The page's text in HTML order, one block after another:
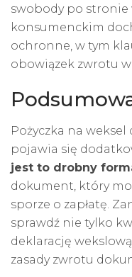
swobody po stronie
konsumenckim
ochronne, w tym
obowiązek zwrotu
Pożyczka na weksel
pojawia się
jest to drobny
dokument, który
sporze o zapłatę.
sprawdź nie tylko
deklarację
zasady zwrotu